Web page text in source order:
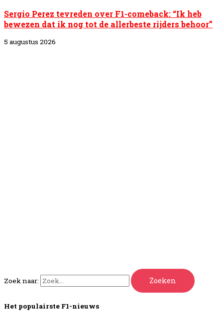
Sergio Perez tevreden over F1-comeback: “Ik heb
bewezen dat ik nog tot de allerbeste rijders behoor”
5 augustus 2026
Zoek naar:
Het populairste F1-nieuws